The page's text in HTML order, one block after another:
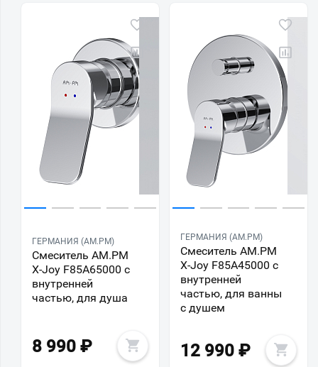
ГЕРМАНИЯ (AM.PM)
Смеситель AM.PM
X-Joy F85A65000 с
внутренней
частью, для душа
8 990 ₽
ГЕРМАНИЯ (AM.PM)
Смеситель AM.PM
X-Joy F85A45000 с
внутренней
частью, для ванны
с душем
12 990 ₽